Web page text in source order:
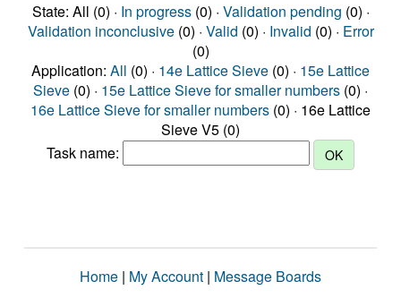
State: All (0) · In progress(0) · Validation pending (0) ·
Validation inconclusive(0) · Valid (0) · Invalid (0) · Error
(0)
Application: All (0) · 14e Lattice Sieve (0) · 15e Lattice
Sieve (0) · 15e Lattice Sieve for smaller numbers (0) ·
16e Lattice Sieve for smaller numbers (0) · 16e Lattice
Sieve V5 (0)
Task name:
Home | My Account | Message Boards